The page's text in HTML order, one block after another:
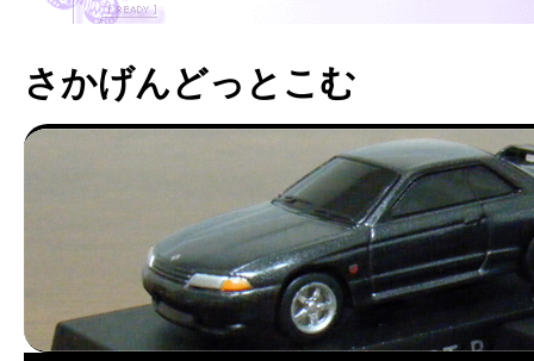
さかげんどっとこむ